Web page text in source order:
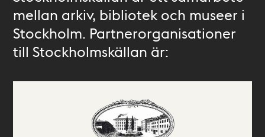
mellan arkiv, bibliotek och museer i
Stockholm. Partnerorganisationer
till Stockholmskällan är: